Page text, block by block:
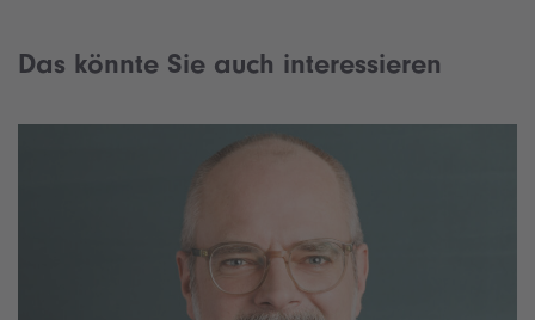
c
c
e
Das könnte Sie auch interessieren